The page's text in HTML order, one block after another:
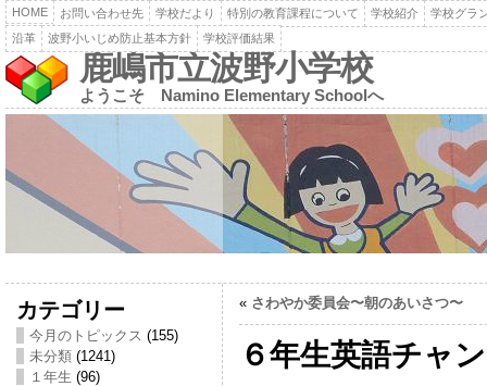
HOME お問い合わせ先 学校だより 特別の教育課程について 学校紹介
学校グラ
沿革
波野小いじめ防止基本方針 学校評価結果
鹿嶋市立波野小学校
ようこそ Namino Elementary Schoolへ
カテゴリー
今月のトピックス (155)
未分類(1241)
１年生 (96)
« さわやか委員会〜朝のあいさつ〜
６年生英語チャ